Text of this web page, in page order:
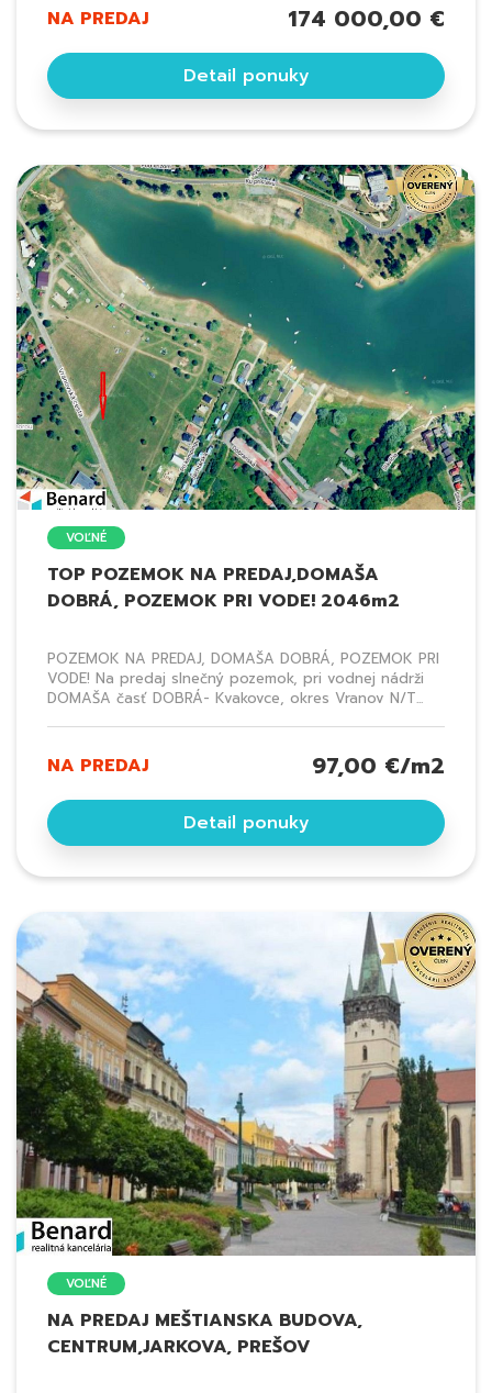
NA PREDAJ 174 000,00 €
Detail ponuky
VOĽNÉ
TOP POZEMOK NA PREDAJ,DOMAŠA
DOBRÁ, POZEMOK PRI VODE! 2046m2
POZEMOK NA PREDAJ, DOMAŠA DOBRÁ, POZEMOK PRI
VODE! Na predaj slnečný pozemok, pri vodnej nádrži
DOMAŠA časť DOBRÁ- Kvakovce, okres Vranov N/T...
NA PREDAJ 97,00 €/m2
Detail ponuky
VOĽNÉ
NA PREDAJ MEŠTIANSKA BUDOVA,
CENTRUM,JARKOVA, PREŠOV